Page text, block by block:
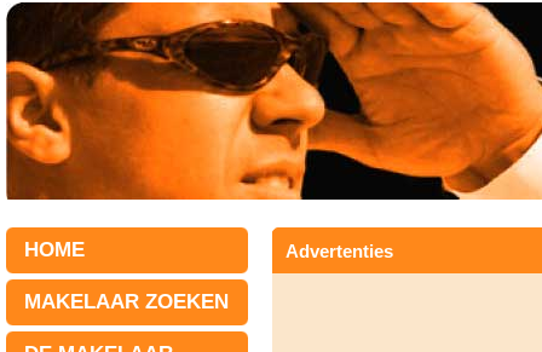
HOME
MAKELAAR ZOEKEN
Advertenties